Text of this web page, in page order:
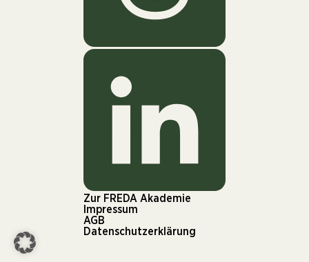
Zur FREDA Akademie
Impressum
AGB
Datenschutzerklärung